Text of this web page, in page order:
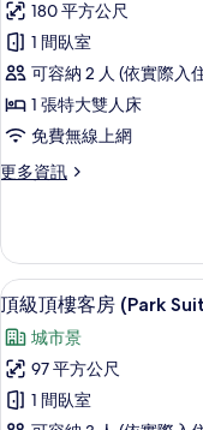
的
所
有
相
片
人
床
(Grand
Park,
Lounge
Access)
的
情
統
套
房
的
所
有
片
180 平方公尺
1 間臥室
可容納 2 人 (依實際入
1 張特大雙人床
免費無線上網
更多資訊
更
套
房
的
詳
情
顯
示
頂
級
頂
9
頂級頂樓客房 (Park
城市景
97 平方公尺
1 間臥室